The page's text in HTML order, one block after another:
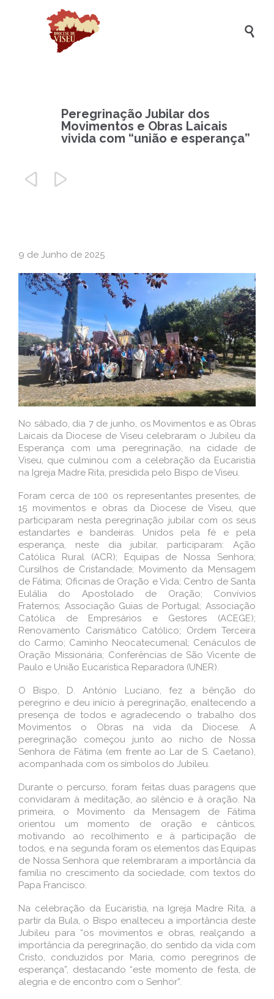

Peregrinação Jubilar dos
Movimentos e Obras Laicais
vivida com “união e esperança”
 
9 de Junho de 2025
No sábado, dia 7 de junho, os Movimentos e as Obras
Laicais da Diocese de Viseu celebraram o Jubileu da
Esperança com uma peregrinação, na cidade de
Viseu, que culminou com a celebração da Eucaristia
na Igreja Madre Rita, presidida pelo Bispo de Viseu.
Foram cerca de 100 os representantes presentes, de
15 movimentos e obras da Diocese de Viseu, que
participaram nesta peregrinação jubilar com os seus
estandartes e bandeiras. Unidos pela fé e pela
esperança, neste dia jubilar, participaram: Ação
Católica Rural (ACR); Equipas de Nossa Senhora;
Cursilhos de Cristandade; Movimento da Mensagem
de Fátima; Oficinas de Oração e Vida; Centro de Santa
Eulália do Apostolado de Oração; Convívios
Fraternos; Associação Guias de Portugal; Associação
Católica de Empresários e Gestores (ACEGE);
Renovamento Carismático Católico; Ordem Terceira
do Carmo; Caminho Neocatecumenal; Cenáculos de
Oração Missionária; Conferências de São Vicente de
Paulo e União Eucarística Reparadora (UNER).
O Bispo, D. António Luciano, fez a bênção do
peregrino e deu início à peregrinação, enaltecendo a
presença de todos e agradecendo o trabalho dos
Movimentos o Obras na vida da Diocese. A
peregrinação começou junto ao nicho de Nossa
Senhora de Fátima (em frente ao Lar de S. Caetano),
acompanhada com os símbolos do Jubileu.
Durante o percurso, foram feitas duas paragens que
convidaram à meditação, ao silêncio e à oração. Na
primeira, o Movimento da Mensagem de Fátima
orientou um momento de oração e cânticos,
motivando ao recolhimento e à participação de
todos, e na segunda foram os elementos das Equipas
de Nossa Senhora que relembraram a importância da
família no crescimento da sociedade, com textos do
Papa Francisco.
Na celebração da Eucaristia, na Igreja Madre Rita, a
partir da Bula, o Bispo enalteceu a importância deste
Jubileu para “os movimentos e obras, realçando a
importância da peregrinação, do sentido da vida com
Cristo, conduzidos por Maria, como peregrinos de
esperança”, destacando “este momento de festa, de
alegria e de encontro com o Senhor”.